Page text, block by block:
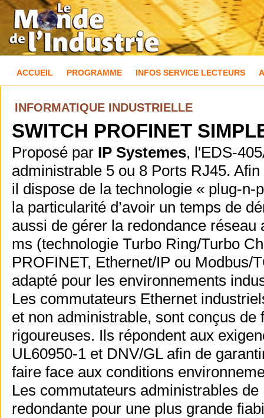
ACCUEIL PROGRAMME INFOS SERVICE LECTEURS
INFORMATIQUE INDUSTRIELLE
SWITCH PROFINET
Proposé par IP Systemes, l'EDS-
administrable 5 ou 8 Ports RJ45.
il dispose de la technologie « plug-
la particularité d’avoir un temps de
aussi de gérer la redondance
ms (technologie Turbo Ring/Turbo
PROFINET, Ethernet/IP ou Modbus/
adapté pour les environnements
Les commutateurs Ethernet
et non administrable, sont conçus
rigoureuses. Ils répondent aux
UL60950-1 et DNV/GL afin de
faire face aux conditions
Les commutateurs administrables
redondante pour une plus grande